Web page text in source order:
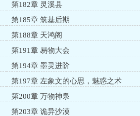
第182章 灵溪县
第185章 筑基后期
第188章 天鸿阁
第191章 易物大会
第194章 墨灵进阶
第197章 左象文的心思，魅惑之术
第200章 万物神泉
第203章 诡异沙漠